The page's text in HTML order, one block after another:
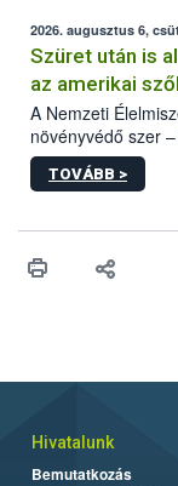
az intenzív
hatósággal is
2026. augusztus 6,
Szüret után is
az amerikai
A Nemzeti
növényvédő szer
engedélyokiratát
egészen a
érésű szőlőkben
felhasználók
TOVÁBB >
Hivatalunk
Bemutatkozás